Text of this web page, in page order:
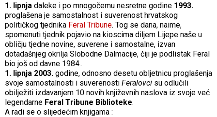
1. lipnja daleke i po mnogočemu nesretne godine 1993.
proglašena je samostalnost i suverenost hrvatskog
političkog tjednika Feral Tribune. Tog se dana, naime,
spomenuti tjednik pojavio na kioscima diljem Lijepe naše u
obličju tjedne novine, suverene i samostalne, izvan
dotadašnjeg okrilja Slobodne Dalmacije, čiji je podlistak Feral
bio još od davne 1984..
1. lipnja 2003. godine, odnosno desetu obljetnicu proglašenja
svoje samostalnosti i suverenosti Feralovci su odlučili
obilježiti izdavanjem 10 novih književnih naslova iz svoje već
legendarne Feral Tribune Biblioteke.
A radi se o slijedećim knjigama :